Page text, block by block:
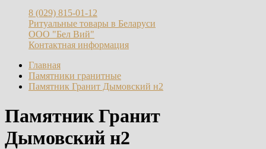
8 (029) 815-01-12
Ритуальные товары в Беларуси
ООО "Бел Вий"
Контактная информация
Главная
Памятники гранитные
Памятник Гранит Дымовский н2
Памятник Гранит
Дымовский н2